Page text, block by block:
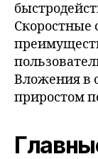
Скоростные
Вложения в
приростом